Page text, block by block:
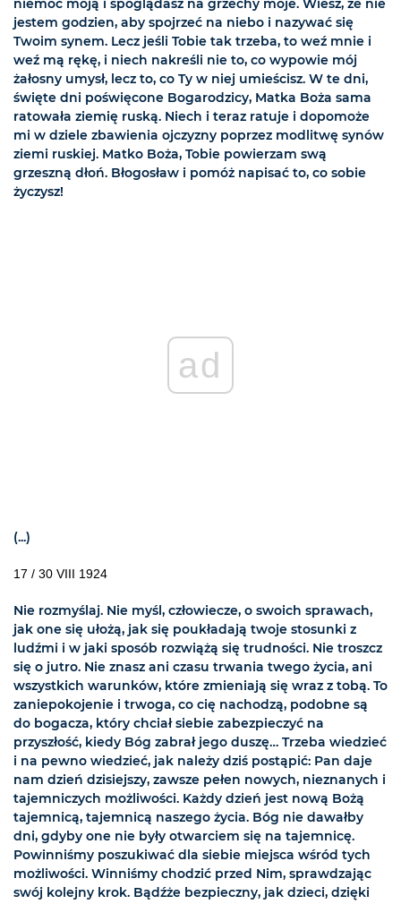
niemoc moją i spoglądasz na grzechy moje. Wiesz, że nie
jestem godzien, aby spojrzeć na niebo i nazywać się
Twoim synem. Lecz jeśli Tobie tak trzeba, to weź mnie i
weź mą rękę, i niech nakreśli nie to, co wypowie mój
żałosny umysł, lecz to, co Ty w niej umieścisz. W te dni,
święte dni poświęcone Bogarodzicy, Matka Boża sama
ratowała ziemię ruską. Niech i teraz ratuje i dopomoże
mi w dziele zbawienia ojczyzny poprzez modlitwę synów
ziemi ruskiej. Matko Boża, Tobie powierzam swą
grzeszną dłoń. Błogosław i pomóż napisać to, co sobie
życzysz!
ad
(...)
17 / 30 VIII 1924
Nie rozmyślaj. Nie myśl, człowiecze, o swoich sprawach,
jak one się ułożą, jak się poukładają twoje stosunki z
ludźmi i w jaki sposób rozwiążą się trudności. Nie troszcz
się o jutro. Nie znasz ani czasu trwania twego życia, ani
wszystkich warunków, które zmieniają się wraz z tobą. To
zaniepokojenie i trwoga, co cię nachodzą, podobne są
do bogacza, który chciał siebie zabezpieczyć na
przyszłość, kiedy Bóg zabrał jego duszę… Trzeba wiedzieć
i na pewno wiedzieć, jak należy dziś postąpić: Pan daje
nam dzień dzisiejszy, zawsze pełen nowych, nieznanych i
tajemniczych możliwości. Każdy dzień jest nową Bożą
tajemnicą, tajemnicą naszego życia. Bóg nie dawałby
dni, gdyby one nie były otwarciem się na tajemnicę.
Powinniśmy poszukiwać dla siebie miejsca wśród tych
możliwości. Winniśmy chodzić przed Nim, sprawdzając
swój kolejny krok. Bądźże bezpieczny, jak dzieci, dzięki